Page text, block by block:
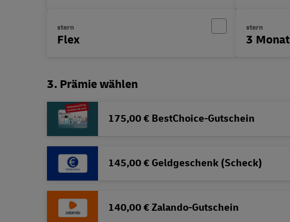
stern
Flex
stern
3
3. Prämie wählen
175,00 € BestChoice-Gutschein
145,00 € Geldgeschenk (Scheck)
140,00 € Zalando-Gutschein